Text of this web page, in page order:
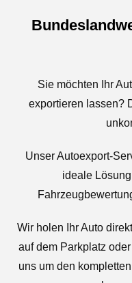
Sie möchten Ihr
exportieren lassen?
Unser Autoexport-
ideale
Wir holen Ihr Auto
auf dem Parkplatz
uns um den